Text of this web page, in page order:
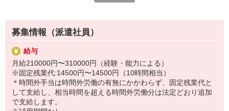
事務、経理、データ入力、コールセンター、受付
▼工場・製造・軽作業系
機械/食品製造・梱包・仕分け・加工・組立・検査
▼美容系
眉毛サロンのアイブロウ・ネイリスト・エステ
▼営業・販売
法人営業・アパレル販売・個別指導塾・人材紹介
▼人気案件も多数♪
短期・期間限定・オープニング・官公庁案件
上場/優良/大手企業など
満足度◎
■携帯やインターネット販売業務
docomo(ドコモ)/au(エーユー)・KDDI/softbank(ソフトバンク)など
の大手キャリアから
ワイモバイル(Y!mobille)、楽天モバイル、UQなど格安スマホまで幅
広く紹介可能♪
人気のApple（アップル）店舗もございます！
募集情報（派遣社員）
給与
月給210000円〜310000円（経験・能力による）
※固定残業代:14500円〜14500円（10時間相当）
＊時間外手当は時間外労働の有無にかかわらず、固定残業代と
して支給し、相当時間を超える時間外労働分は法定どおり追加
で支給します。